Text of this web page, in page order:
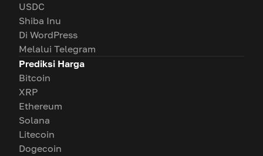
USDC
Shiba Inu
Di WordPress
Melalui Telegram
Prediksi Harga
Bitcoin
XRP
Ethereum
Solana
Litecoin
Dogecoin